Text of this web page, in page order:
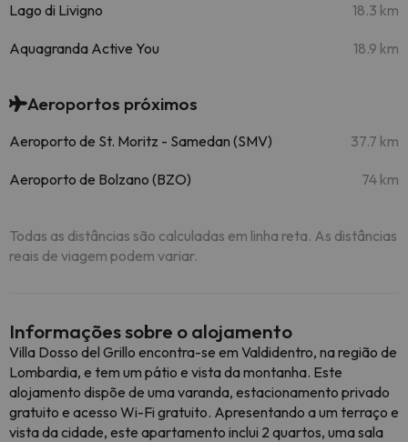
Lago di Livigno 18.3 km
Aquagranda Active You 18.9 km
Aeroportos próximos
Aeroporto de St. Moritz - Samedan (SMV) 37.7 km
Aeroporto de Bolzano (BZO) 74 km
Todas as distâncias são calculadas em linha reta. As distâncias
reais de viagem podem variar.
Informações sobre o alojamento
Villa Dosso del Grillo encontra-se em Valdidentro, na região de
Lombardia, e tem um pátio e vista da montanha. Este
alojamento dispõe de uma varanda, estacionamento privado
gratuito e acesso Wi-Fi gratuito. Apresentando a um terraço e
vista da cidade, este apartamento inclui 2 quartos, uma sala